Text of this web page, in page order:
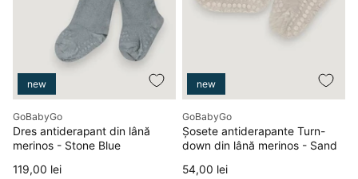
Dres antiderapant din lână
merinos - Stone Blue
new
Producător
GoBabyGo
Preț
119,00 lei
Șosete antiderapante Turn-
down din lână merinos - Sand
new
Producător
GoBabyGo
Preț
54,00 lei